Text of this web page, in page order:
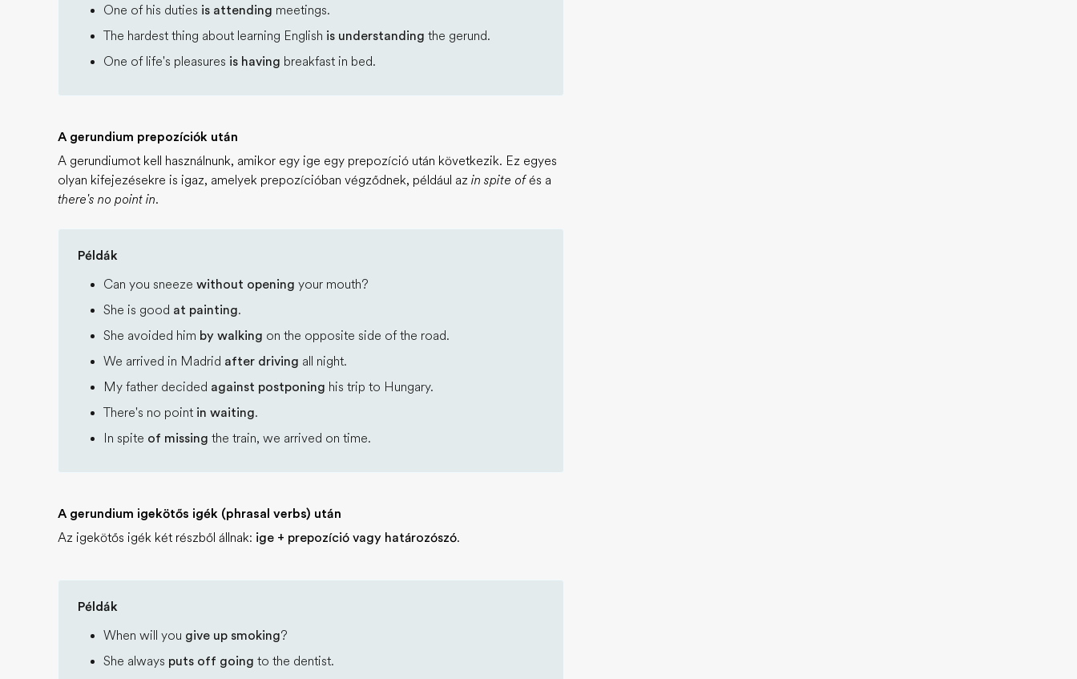
One of his duties is attending meetings.
The hardest thing about learning English is understanding the gerund.
One of life's pleasures is having breakfast in bed.
A gerundium prepozíciók után
A gerundiumot kell használnunk, amikor egy ige egy prepozíció után következik. Ez egyes
olyan kifejezésekre is igaz, amelyek prepozícióban végződnek, például az in spite ofés a
there's no point in.
Példák
Can you sneeze without opening your mouth?
She is good at painting.
She avoided him by walking on the opposite side of the road.
We arrived in Madrid after driving all night.
My father decided against postponing his trip to Hungary.
There's no point in waiting.
In spite of missing the train, we arrived on time.
A gerundium igekötős igék (phrasal verbs) után
Az igekötős igék két részből állnak: ige + prepozíció vagy határozószó.
Példák
When will you give up smoking?
She always puts off going to the dentist.